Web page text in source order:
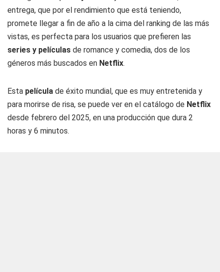
entrega, que por el rendimiento que está teniendo,
promete llegar a fin de año a la cima del ranking de las más
vistas, es perfecta para los usuarios que prefieren las
series y películas de romance y comedia, dos de los
géneros más buscados en Netflix.
Esta película de éxito mundial, que es muy entretenida y
para morirse de risa, se puede ver en el catálogo de Netflix
desde febrero del 2025, en una producción que dura 2
horas y 6 minutos.